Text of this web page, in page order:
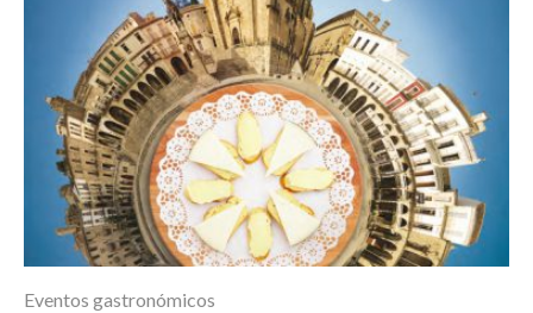
Eventos gastronómicos